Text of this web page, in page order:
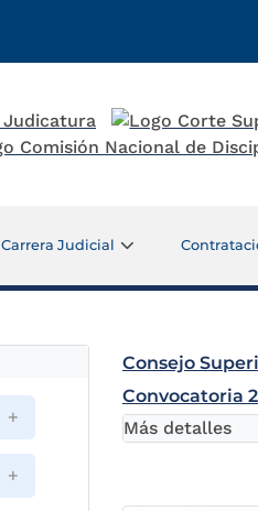
Carrera Judicial
Consejo
Convocatoria
Más detalles